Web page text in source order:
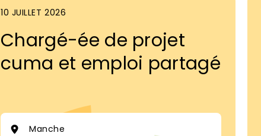
10 JUILLET 2026
Chargé-ée de projet
cuma et emploi partagé
Manche